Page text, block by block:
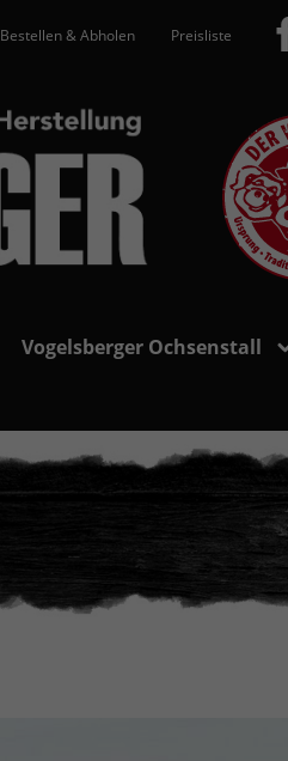
Bestellen & Abholen Preisliste
Vogelsberger Ochsenstall